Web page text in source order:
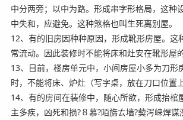
中分两旁；以中为路。形成串字形格局，这种
中失和，应避免。这种煞格也叫生死离别屋。
12、有的旧房因种种原因，形成靴形房屋。这
常流动。因此装修时不能将床和灶安在靴形屋
13、目前，楼房单元中，小间房屋小多为刀形
时，不能将床、炉灶（写字桌，放在刀口位置
14、有的房间在装修中，随心所欲，形成抬棺
主多疾，凶死和损?８慕?陌旆ㄊ墙?葜泻崃焊谋